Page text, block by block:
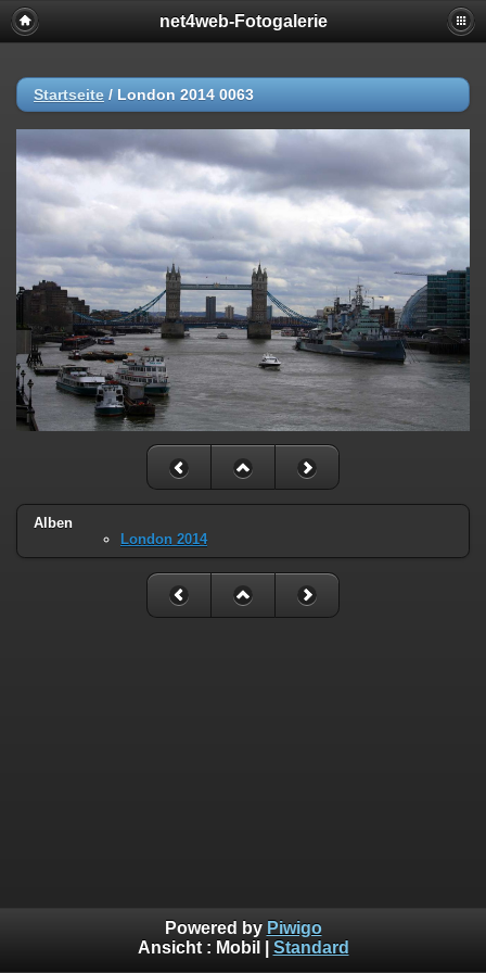
net4web-Fotogalerie
Startseite / London 2014 0063
Alben
London 2014
Powered by Piwigo
Ansicht : Mobil Standard